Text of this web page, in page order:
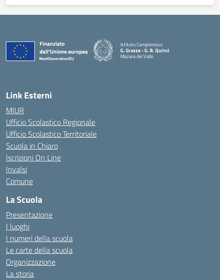
Istituto Comprensivo
G. Grassa - G. B. Quinci
Mazara del Vallo
Link Esterni
MIUR
Ufficio Scolastico Regionale
Ufficio Scolastico Territoriale
Scuola in Chiaro
Iscrizioni On Line
Invalsi
Comune
La Scuola
Presentazione
I luoghi
I numeri della scuola
Le carte della scuola
Organizzazione
La storia